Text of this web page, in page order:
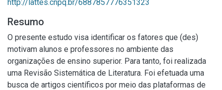
http://lattes.cnpq.br/6887857776351323
Resumo
O presente estudo visa identificar os fatores que (des)
motivam alunos e professores no ambiente das
organizações de ensino superior. Para tanto, foi realizada
uma Revisão Sistemática de Literatura. Foi efetuada uma
busca de artigos científicos por meio das plataformas de